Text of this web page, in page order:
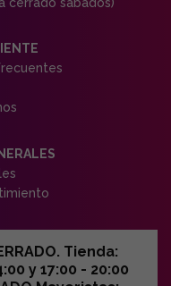
Tienda:
y 17:00 - 20:00